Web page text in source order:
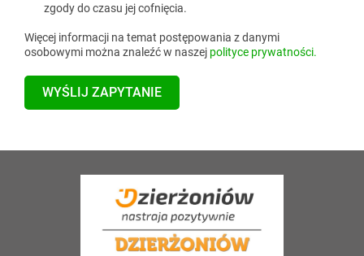
zgody do czasu jej cofnięcia.
Więcej informacji na temat postępowania z danymi
osobowymi można znaleźć w naszej polityce prywatności.